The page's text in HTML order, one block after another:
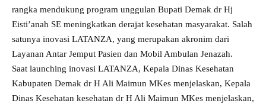
rangka mendukung program unggulan Bupati Demak dr Hj
Eisti’anah SE meningkatkan derajat kesehatan masyarakat. Salah
satunya inovasi LATANZA, yang merupakan akronim dari
Layanan Antar Jemput Pasien dan Mobil Ambulan Jenazah.
Saat launching inovasi LATANZA, Kepala Dinas Kesehatan
Kabupaten Demak dr H Ali Maimun MKes menjelaskan, Kepala
Dinas Kesehatan kesehatan dr H Ali Maimun MKes menjelaskan,